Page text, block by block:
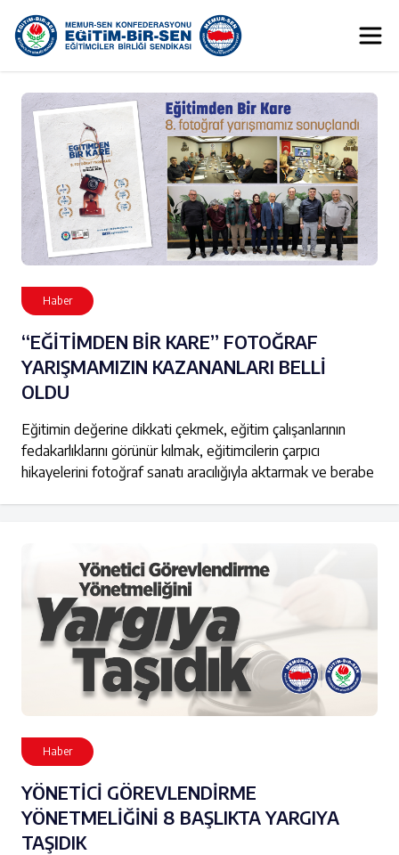
Haber
“EĞİTİMDEN BİR KARE” FOTOĞRAF
YARIŞMAMIZIN KAZANANLARI BELLİ
OLDU
Eğitimin değerine dikkati çekmek, eğitim çalışanlarının
fedakarlıklarını görünür kılmak, eğitimcilerin çarpıcı
hikayelerini fotoğraf sanatı aracılığıyla aktarmak ve berabe
Haber
YÖNETİCİ GÖREVLENDİRME
YÖNETMELİĞİNİ 8 BAŞLIKTA YARGIYA
TAŞIDIK